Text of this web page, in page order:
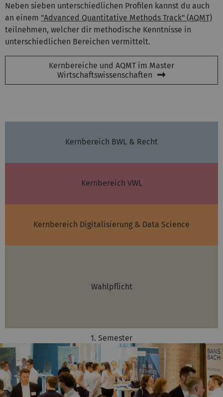
Neben sieben unterschiedlichen Profilen kannst du auch
an einem "Advanced Quantitative Methods Track" (AQMT)
teilnehmen, welcher dir methodische Kenntnisse in
unterschiedlichen Bereichen vermittelt.
Kernbereiche und AQMT im Master
Wirtschaftswissenschaften
Kernbereich BWL & Recht
Kernbereich VWL
Kernbereich Digitalisierung & Data Science
Wahlpflicht
1. Semester